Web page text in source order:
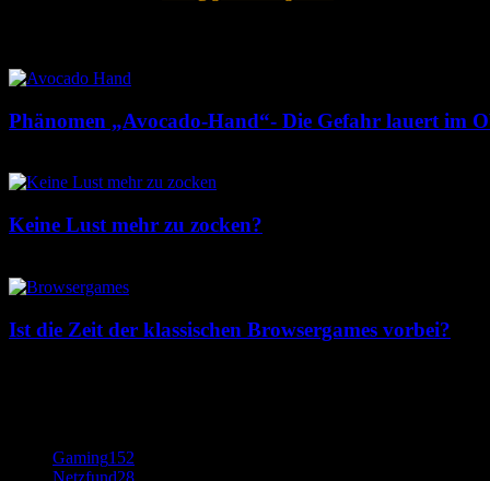
Phänomen „Avocado-Hand“- Die Gefahr lauert im
Keine Lust mehr zu zocken?
Ist die Zeit der klassischen Browsergames vorbei?
Gaming152
Netzfund28